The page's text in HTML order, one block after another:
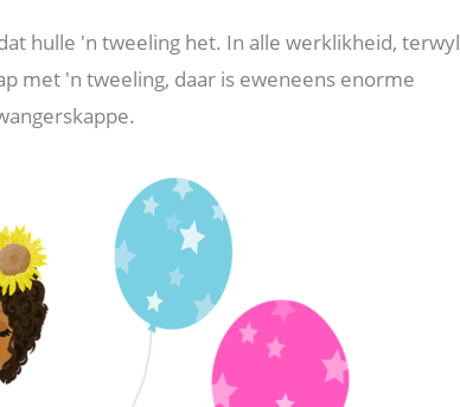
hulle 'n tweeling het. In alle werklikheid, terwyl
met 'n tweeling, daar is eweneens enorme